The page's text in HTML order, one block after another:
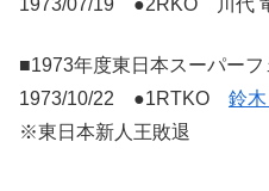
1973/07/19 ●2RKO 川代
■1973年度東日本スーパー
1973/10/22 ●1RTKO 鈴
※東日本新人王敗退